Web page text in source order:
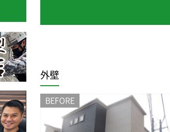
外壁
BEFORE